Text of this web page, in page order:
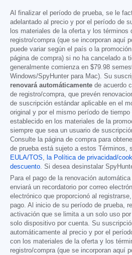
Al finalizar el período de prueba, se le
adelantado al precio y por el período de
los materiales de la oferta y los términos
registro/compra (que se incorporan aquí
puede variar según el país o la
página de compra) si no ha cancelado a
generalmente comienza en $79.98
Windows/SpyHunter para Mac). Su
renovará automáticamente de acuerdo
de registro/compra, que prevén
de suscripción estándar aplicable en el
original y por el mismo período de
establecido en los materiales de la
siempre que sea un usuario de
Consulte la página de compra para
de prueba está sujeto a estos Términos,
EULA/TOS, la Política de privacidad/
descuento. Si desea desinstalar
Para el pago de la renovación
enviará un recordatorio por correo
electrónico que proporcionó al
pago. Al inicio de su período de prueba,
activación que se limita a un solo uso
solo dispositivo por cuenta. Su
automáticamente al precio y por el
con los materiales de la oferta y los
registro/compra (que se incorporan aquí